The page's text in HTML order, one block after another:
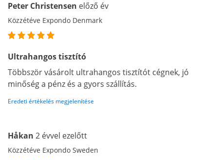
Peter Christensen előző év
Közzétéve Expondo Denmark
Ultrahangos tisztító
Többször vásárolt ultrahangos tisztítót cégnek, jó
minőség a pénz és a gyors szállítás.
Eredeti értékelés megjelenítése
Håkan 2 évvel ezelőtt
Közzétéve Expondo Sweden